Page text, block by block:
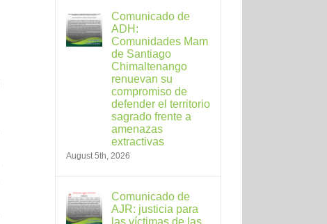
Comunicado de
ADH:
Comunidades Mam
de Santiago
Chimaltenango
renuevan su
compromiso de
defender el territorio
sagrado frente a
amenazas
extractivas
August 5th, 2026
Comunicado de
AJR: justicia para
las víctimas de las